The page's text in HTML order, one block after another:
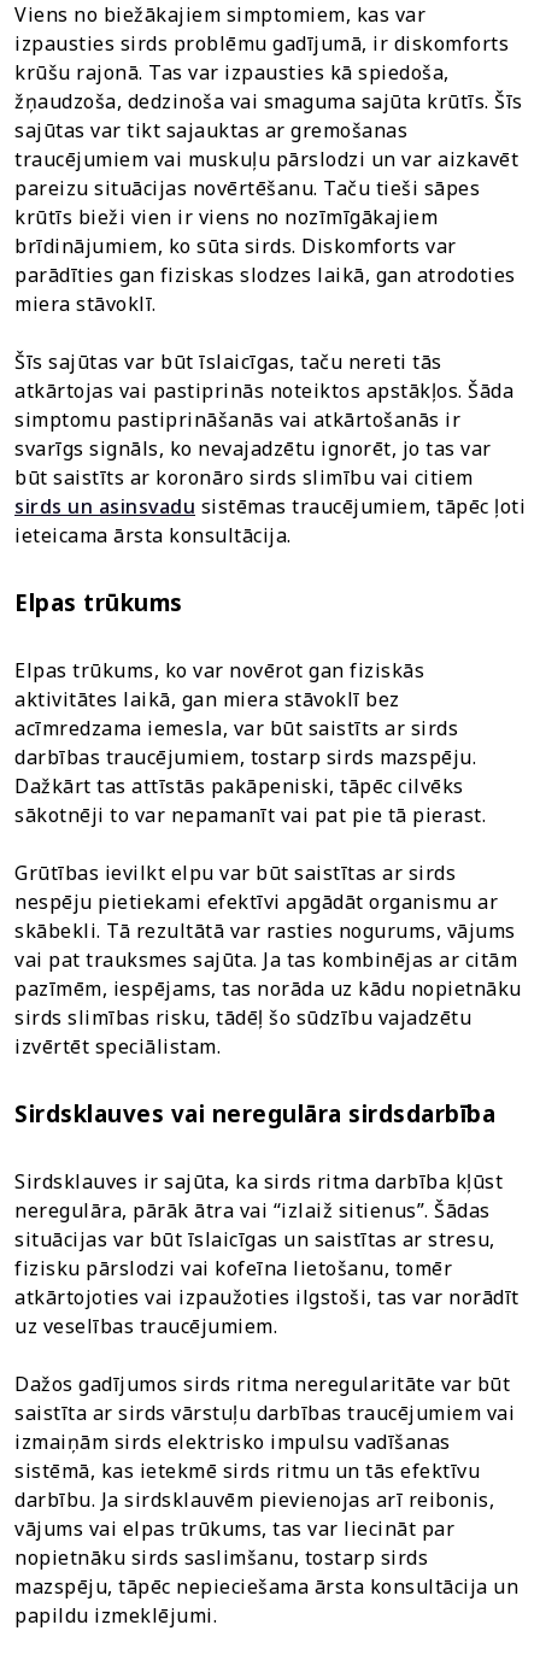
Viens no biežākajiem simptomiem, kas var
izpausties sirds problēmu gadījumā, ir diskomforts
krūšu rajonā. Tas var izpausties kā spiedoša,
žņaudzoša, dedzinoša vai smaguma sajūta krūtīs. Šīs
sajūtas var tikt sajauktas ar gremošanas
traucējumiem vai muskuļu pārslodzi un var aizkavēt
pareizu situācijas novērtēšanu. Taču tieši sāpes
krūtīs bieži vien ir viens no nozīmīgākajiem
brīdinājumiem, ko sūta sirds. Diskomforts var
parādīties gan fiziskas slodzes laikā, gan atrodoties
miera stāvoklī.
Šīs sajūtas var būt īslaicīgas, taču nereti tās
atkārtojas vai pastiprinās noteiktos apstākļos. Šāda
simptomu pastiprināšanās vai atkārtošanās ir
svarīgs signāls, ko nevajadzētu ignorēt, jo tas var
būt saistīts ar koronāro sirds slimību vai citiem
sirds un asinsvadu sistēmas traucējumiem, tāpēc ļoti
ieteicama ārsta konsultācija.
Elpas trūkums
Elpas trūkums, ko var novērot gan fiziskās
aktivitātes laikā, gan miera stāvoklī bez
acīmredzama iemesla, var būt saistīts ar sirds
darbības traucējumiem, tostarp sirds mazspēju.
Dažkārt tas attīstās pakāpeniski, tāpēc cilvēks
sākotnēji to var nepamanīt vai pat pie tā pierast.
Grūtības ievilkt elpu var būt saistītas ar sirds
nespēju pietiekami efektīvi apgādāt organismu ar
skābekli. Tā rezultātā var rasties nogurums, vājums
vai pat trauksmes sajūta. Ja tas kombinējas ar citām
pazīmēm, iespējams, tas norāda uz kādu nopietnāku
sirds slimības risku, tādēļ šo sūdzību vajadzētu
izvērtēt speciālistam.
Sirdsklauves vai neregulāra sirdsdarbība
Sirdsklauves ir sajūta, ka sirds ritma darbība kļūst
neregulāra, pārāk ātra vai “izlaiž sitienus”. Šādas
situācijas var būt īslaicīgas un saistītas ar stresu,
fizisku pārslodzi vai kofeīna lietošanu, tomēr
atkārtojoties vai izpaužoties ilgstoši, tas var norādīt
uz veselības traucējumiem.
Dažos gadījumos sirds ritma neregularitāte var būt
saistīta ar sirds vārstuļu darbības traucējumiem vai
izmaiņām sirds elektrisko impulsu vadīšanas
sistēmā, kas ietekmē sirds ritmu un tās efektīvu
darbību. Ja sirdsklauvēm pievienojas arī reibonis,
vājums vai elpas trūkums, tas var liecināt par
nopietnāku sirds saslimšanu, tostarp sirds
mazspēju, tāpēc nepieciešama ārsta konsultācija un
papildu izmeklējumi.